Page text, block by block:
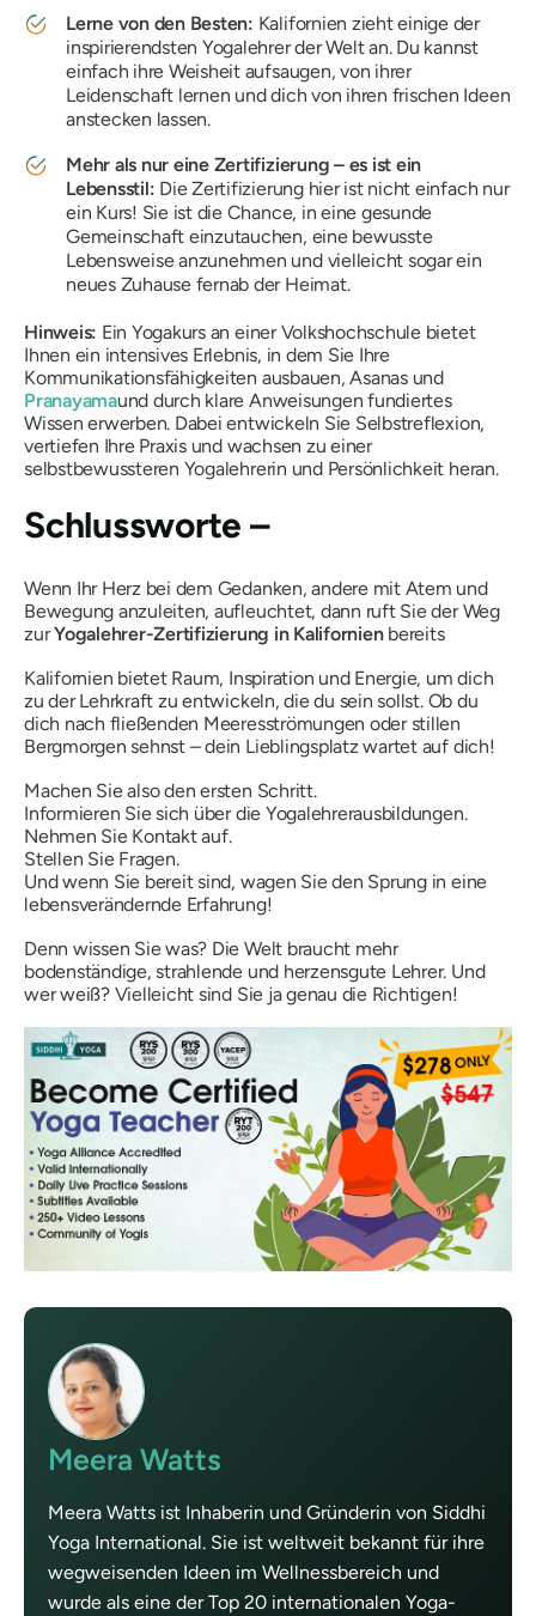
Lerne von den Besten: Kalifornien zieht einige der
inspirierendsten Yogalehrer der Welt an. Du kannst
einfach ihre Weisheit aufsaugen, von ihrer
Leidenschaft lernen und dich von ihren frischen Ideen
anstecken lassen.
Mehr als nur eine Zertifizierung – es ist ein
Lebensstil: Die Zertifizierung hier ist nicht einfach nur
ein Kurs! Sie ist die Chance, in eine gesunde
Gemeinschaft einzutauchen, eine bewusste
Lebensweise anzunehmen und vielleicht sogar ein
neues Zuhausefernab der Heimat.
Hinweis: Ein Yogakurs an einer Volkshochschule bietet
Ihnen ein intensives Erlebnis, in dem Sie Ihre
Kommunikationsfähigkeiten ausbauen, Asanas und
Pranayamaund durch klare Anweisungen fundiertes
Wissen erwerben. Dabei entwickeln Sie Selbstreflexion,
vertiefen Ihre Praxis und wachsen zu einer
selbstbewussteren Yogalehrerin und Persönlichkeit heran.
Schlussworte –
Wenn Ihr Herz bei dem Gedanken, andere mit Atem und
Bewegung anzuleiten, aufleuchtet, dann ruft Sie der Weg
zurYogalehrer-Zertifizierung in Kalifornienbereits
Kalifornien bietet Raum, Inspiration und Energie, um dich
zu der Lehrkraft zu entwickeln, die du sein sollst. Ob du
dich nach fließenden Meeresströmungen oder stillen
Bergmorgen sehnst – dein Lieblingsplatz wartet auf dich!
Machen Sie also den ersten Schritt.
Informieren Sie sich über die Yogalehrerausbildungen.
Nehmen Sie Kontakt auf.
Stellen Sie Fragen.
Und wenn Sie bereit sind, wagen Sie den Sprung in eine
lebensverändernde Erfahrung!
Denn wissen Sie was? Die Welt braucht mehr
bodenständige, strahlende und herzensgute Lehrer. Und
wer weiß? Vielleicht sind Sie ja genau die Richtigen!
Meera Watts
Meera Watts ist Inhaberin und Gründerin von Siddhi
Yoga International. Sie ist weltweit bekannt für ihre
wegweisenden Ideen im Wellnessbereich und
wurde als eine der Top 20 internationalen Yoga-